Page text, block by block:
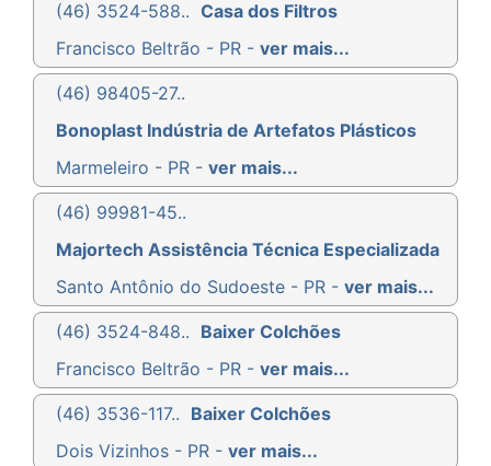
(46) 3524-588.. Casa dos Filtros
Francisco Beltrão - PR - ver mais...
(46) 98405-27..
Bonoplast Indústria de Artefatos Plásticos
Marmeleiro - PR - ver mais...
(46) 99981-45..
Majortech Assistência Técnica Especializada
Santo Antônio do Sudoeste - PR - ver mais...
(46) 3524-848.. Baixer Colchões
Francisco Beltrão - PR - ver mais...
(46) 3536-117.. Baixer Colchões
Dois Vizinhos - PR - ver mais...